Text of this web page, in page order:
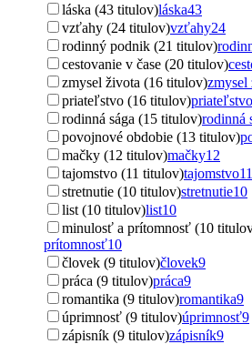
láska (43 titulov)láska43
vzťahy (24 titulov)vzťahy24
rodinný podnik (21 titulov)
cestovanie v čase (20 titulov)
zmysel života (16 titulov)zmysel
priateľstvo (16 titulov)priateľstvo
rodinná sága (15 titulov)rodinná
povojnové obdobie (13 titulov)
mačky (12 titulov)mačky12
tajomstvo (11 titulov)tajomstvo11
stretnutie (10 titulov)stretnutie10
list (10 titulov)list10
minulosť a prítomnosť (10
prítomnosť10
človek (9 titulov)človek9
práca (9 titulov)práca9
romantika (9 titulov)romantika9
úprimnosť (9 titulov)úprimnosť9
zápisník (9 titulov)zápisník9